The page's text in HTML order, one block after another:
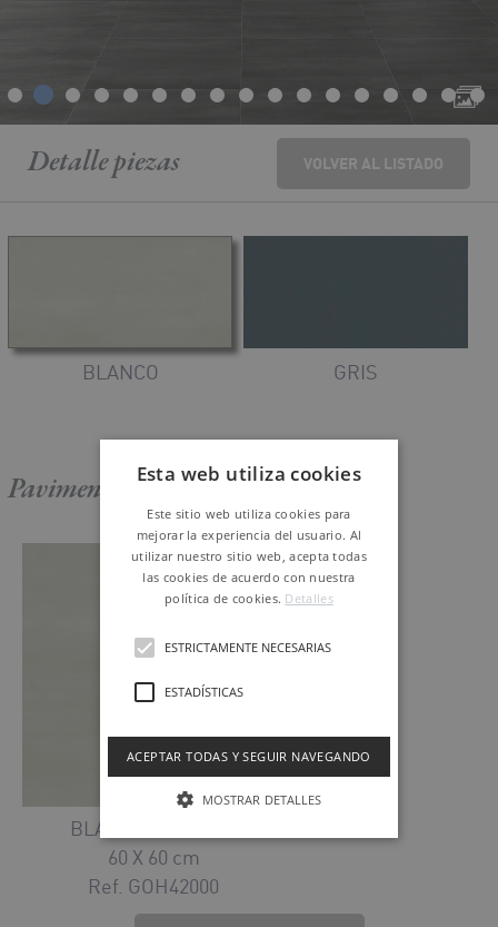
Detallepiezas VOLVER AL LISTADO
BLANCO GRIS
Pavimento
BLANCO NATURAL
60 X 60 cm
Ref. GOH42000
Esta web utiliza cookies
Este sitio web utiliza cookies para
mejorar la experiencia del usuario. Al
utilizar nuestro sitio web, acepta todas
las cookies de acuerdo con nuestra
política de cookies. Detalles
ESTRICTAMENTE NECESARIAS
ESTADÍSTICAS
ACEPTAR TODAS Y SEGUIR NAVEGANDO
MOSTRAR DETALLES